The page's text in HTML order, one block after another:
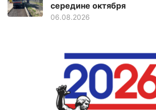
середине октября
06.08.2026